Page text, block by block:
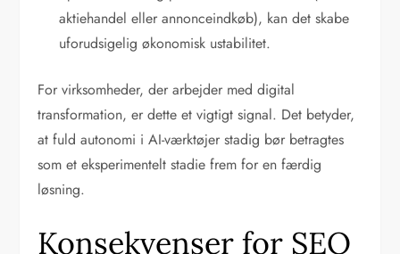
aktiehandel eller annonceindkøb), kan det skabe
uforudsigelig økonomisk ustabilitet.
For virksomheder, der arbejder med digital
transformation, er dette et vigtigt signal. Det betyder,
at fuld autonomi i AI-værktøjer stadig bør betragtes
som et eksperimentelt stadie frem for en færdig
løsning.
Konsekvenser for SEO